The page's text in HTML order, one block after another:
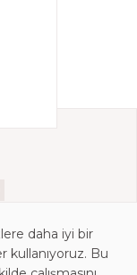
daha iyi bir
kullanıyoruz. Bu